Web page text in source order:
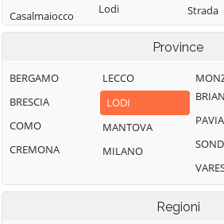
Casalmaiocco
Bocca d'Adda
d'Adda
Lodi
Lodi Vecchio
Maccastorna
Mairago
Maleo
Marudo
Massalengo
Strada
San
Porto
Santo
Senna
Somaglia
Province
BERGAMO
BRESCIA
COMO
CREMONA
LECCO
LODI
MANTOVA
MILANO
PAVIA
Regioni